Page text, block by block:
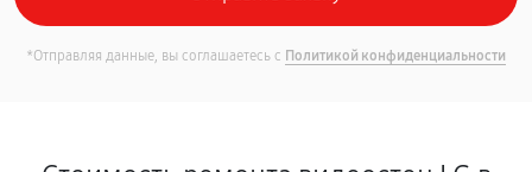
*Отправляя данные, вы соглашаетесь с Политикой конфиденциальности